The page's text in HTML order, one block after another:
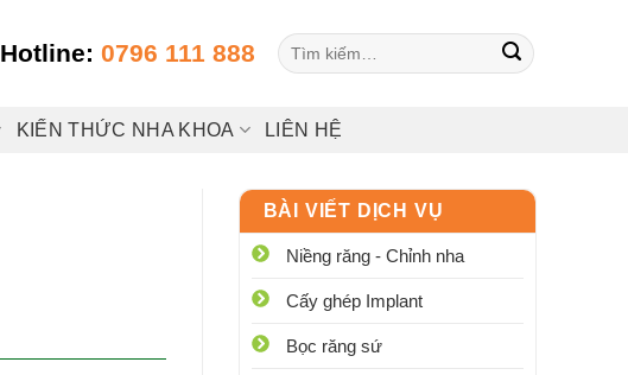
Hotline: 0796 111 888
Tìm
kiếm:
KIẾN THỨC NHA KHOA LIÊN HỆ
BÀI VIẾT DỊCH VỤ
Niềng răng - Chỉnh nha
Cấy ghép Implant
Bọc răng sứ